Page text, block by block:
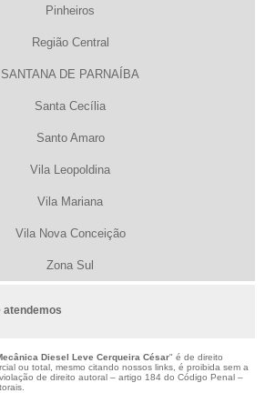
Pinheiros
Região Central
SANTANA DE PARNAÍBA
Santa Cecília
Santo Amaro
Vila Leopoldina
Vila Mariana
Vila Nova Conceição
Zona Sul
atendemos
Diesel Leve Cerqueira César" é de direito
ou total, mesmo citando nossos links, é proibida sem a
de direito autoral – artigo 184 do Código Penal –